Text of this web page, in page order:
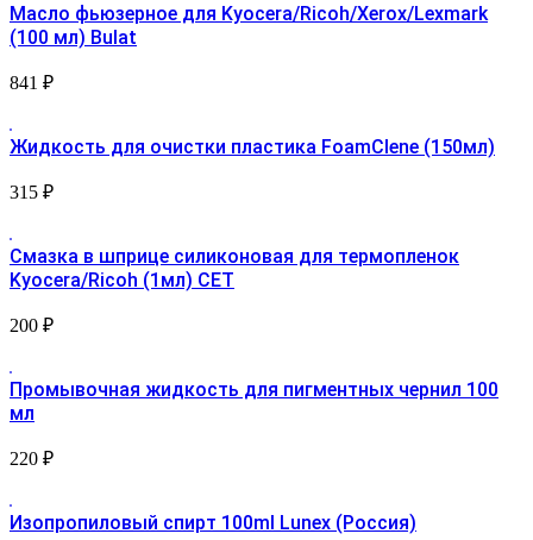
Масло фьюзерное для Kyocera/Ricoh/Xerox/Lexmark
(100 мл) Bulat
841 ₽
Жидкость для очистки пластика FoamClene (150мл)
315 ₽
Смазка в шприце силиконовая для термопленок
Kyocera/Ricoh (1мл) CET
200 ₽
Промывочная жидкость для пигментных чернил 100
мл
220 ₽
Изопропиловый спирт 100ml Lunex (Россия)